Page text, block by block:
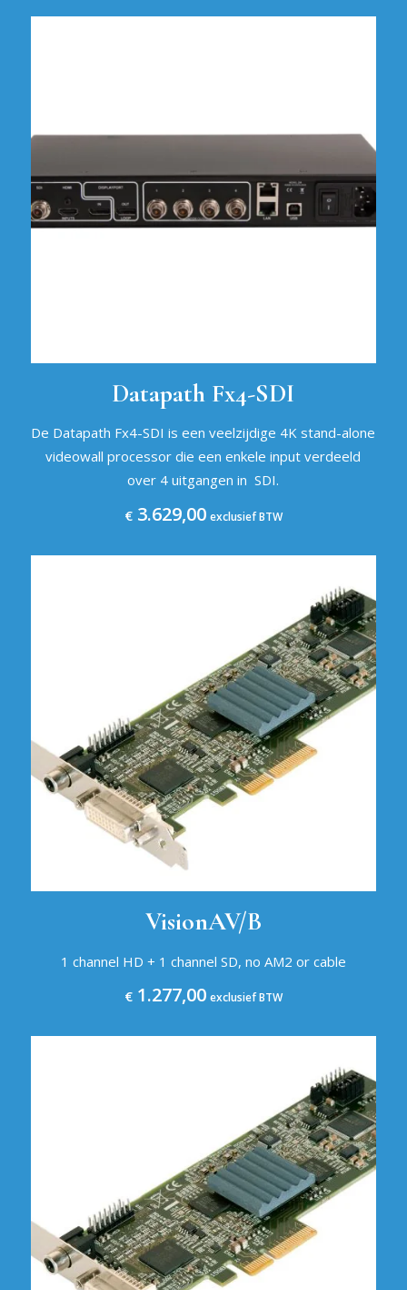
Datapath Fx4-SDI
De Datapath Fx4-SDI is een veelzijdige 4K stand-alone
videowall processor die een enkele input verdeeld
over 4 uitgangen in SDI.
€3.629,00 exclusief BTW
VisionAV/B
1 channel HD + 1 channel SD, no AM2 or cable
€1.277,00 exclusief BTW